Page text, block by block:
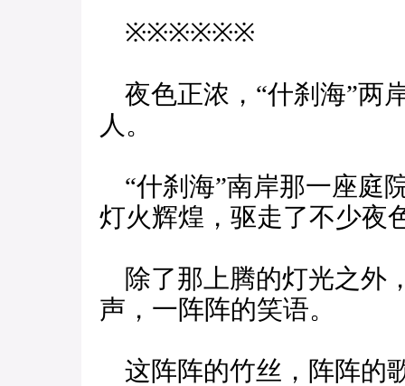
※※※※※※
夜色正浓，“什刹海”两
人。
“什刹海”南岸那一座庭
灯火辉煌，驱走了不少夜
除了那上腾的灯光之外
声，一阵阵的笑语。
这阵阵的竹丝，阵阵的